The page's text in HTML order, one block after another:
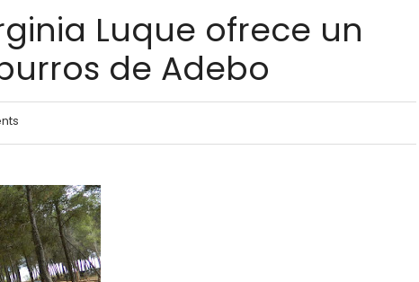
Luque ofrece un
de Adebo